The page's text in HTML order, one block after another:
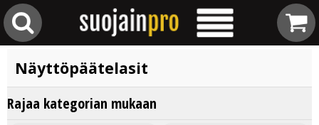
Näyttöpäätelasit
Rajaa kategorian mukaan